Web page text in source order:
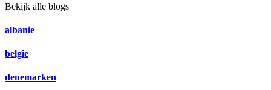
Bekijk alle blogs
albanie
belgie
denemarken